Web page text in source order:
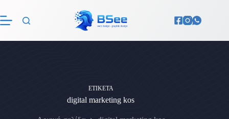
περιεχόμενο
ΕΤΙΚΈΤΑ
digital marketing kos